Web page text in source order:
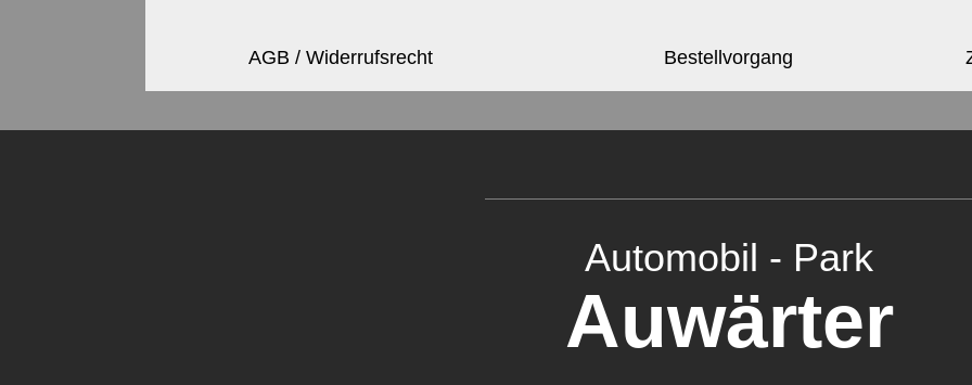
AGB / Widerrufsrecht Bestellvorgang
Automobil - Park
Auwärter